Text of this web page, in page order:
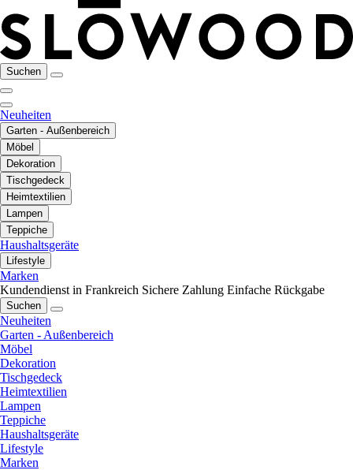
Suchen
Neuheiten
Garten - Außenbereich
Möbel
Dekoration
Tischgedeck
Heimtextilien
Lampen
Teppiche
Haushaltsgeräte
Lifestyle
Marken
Kundendienst in Frankreich Sichere Zahlung Einfache Rückgabe
Suchen
Neuheiten
Garten - Außenbereich
Möbel
Dekoration
Tischgedeck
Heimtextilien
Lampen
Teppiche
Haushaltsgeräte
Lifestyle
Marken